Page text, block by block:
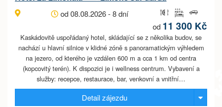
od 08.08.2026 - 8 dní
od 11 300 Kč
Kaskádovitě uspořádaný hotel, skládající se z několika budov, se
nachází u hlavní silnice v klidné zóně s panoramatickým výhledem
na jezero, od kterého je vzdálen 600 m a cca 1 km od centra
(kopcovitý terén). K dispozici je i wellness centrum. Vybavení a
služby: recepce, restaurace, bar, venkovní a vnitřní…
Detail zájezdu